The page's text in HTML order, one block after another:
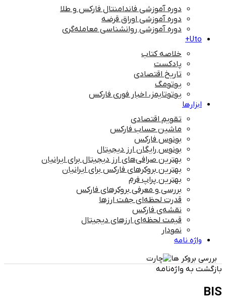
دوره آموزشی فاندامنتال فارکس و طلا
دوره آموزشی اوراق قرضه
دوره آموزشی روانشناسی معامله‌گری
Uto+
خلاصه کتاب
پادکست
تاریخ اقتصادی
یوتومگ
یوتوتایمز، اخبار فوری فارکس
ابزارها
تقویم اقتصادی
ماشین حساب فارکس
بونوس فارکس
بونوس رایگان ارز دیجیتال
بهترین صرافی‌های ارز دیجیتال برای ایرانیان
بهترین بروکرهای فارکس برای ایرانیان
بهترین پراپ‌ فرم
بررسی و معرفی بروکرهای فارکس
قدرت لحظه‌ای جفت ارزها
نقشه‌ی فارکس
قیمت لحظه‌ای ارزهای دیجیتال
نمودار
واژه نامه
بررسی بروکر ها
بازگشت به واژه‌نامه
BIS